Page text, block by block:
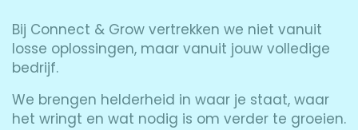
Bij Connect & Grow vertrekken we niet vanuit
losse oplossingen, maar vanuit jouw volledige
bedrijf.
We brengen helderheid in waar je staat, waar
het wringt en wat nodig is om verder te groeien.